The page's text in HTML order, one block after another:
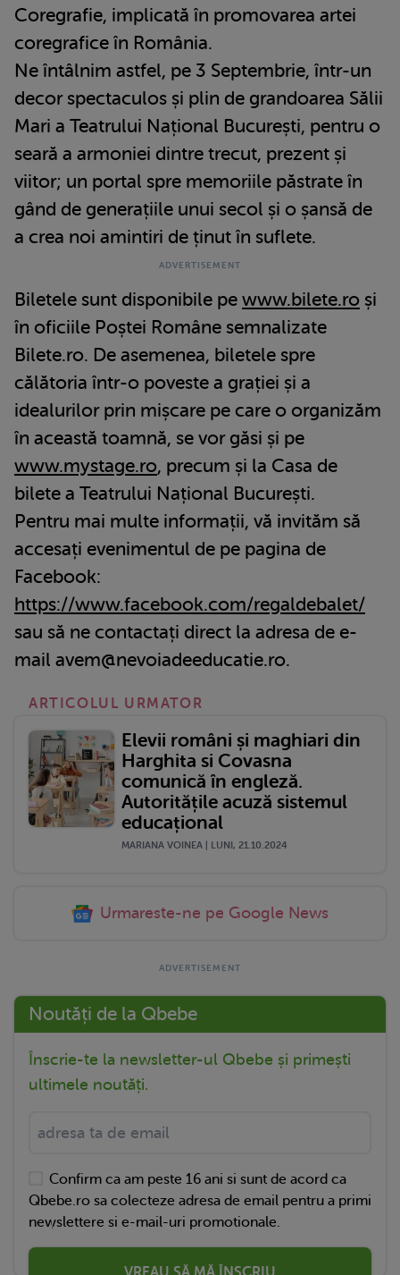
Coregrafie, implicată în promovarea artei
coregrafice în România.
Ne întâlnim astfel, pe 3 Septembrie, într-un
decor spectaculos și plin de grandoarea Sălii
Mari a Teatrului Național București, pentru o
seară a armoniei dintre trecut, prezent și
viitor; un portal spre memoriile păstrate în
gând de generațiile unui secol și o șansă de
a crea noi amintiri de ținut în suflete.
Biletele sunt disponibile pe www.bilete.ro și
în oficiile Poștei Române semnalizate
Bilete.ro. De asemenea, biletele spre
călătoria într-o poveste a grației și a
idealurilor prin mișcare pe care o organizăm
în această toamnă, se vor găsi și pe
www.mystage.ro, precum și la Casa de
bilete a Teatrului Național București.
Pentru mai multe informații, vă invităm să
accesați evenimentul de pe pagina de
Facebook:
https://www.facebook.com/regaldebalet/
sau să ne contactați direct la adresa de e-
mail avem@nevoiadeeducatie.ro.
ARTICOLUL URMATOR
Elevii români și maghiari din
Harghita si Covasna
comunică în engleză.
Autoritățile acuză sistemul
educațional
MARIANA VOINEA | LUNI, 21.10.2024
Urmareste-ne pe Google News
Noutăți de la Qbebe
Înscrie-te la newsletter-ul Qbebe și primești
ultimele noutăți.
Confirm ca am peste 16 ani si sunt de acord ca
Qbebe.ro sa colecteze adresa de email pentru a primi
newslettere si e-mail-uri promotionale.